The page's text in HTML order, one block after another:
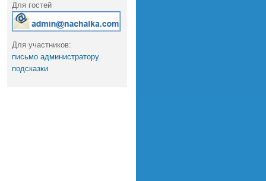
Для гостей
Для участников:
письмо администратору
подсказки